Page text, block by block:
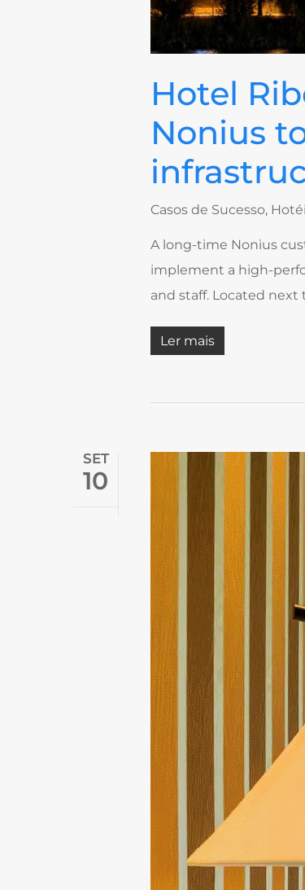
Hotel
Nonius
Casos de Sucesso,
A long-time Nonius
implement a high-
and staff. Located next
Ler mais
SET
10